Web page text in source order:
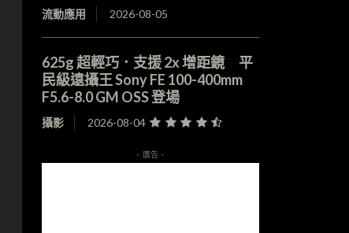
流動應用 2026-08-05
625g 超輕巧．支援 2x 增距鏡 平
民級遠攝王 Sony FE 100-400mm
F5.6-8.0 GM OSS 登場
攝影 2026-08-04
- 廣告 -